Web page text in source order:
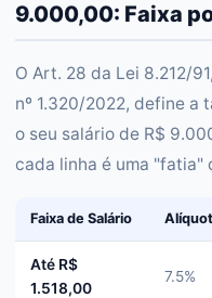
9.000,00: Faixa
O Art. 28 da Lei 8.212/
nº 1.320/2022, define a
o seu salário de R$
cada linha é uma "fatia"
Faixa de Salário
Até R$
1.518,00
7.5%